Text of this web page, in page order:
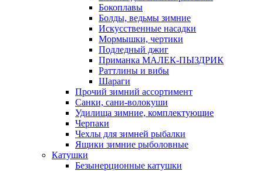
Бокоплавы
Болды, ведьмы зимние
Искусственные насадки
Мормышки, чертики
Подледный джиг
Приманка МАЛЕК-ПЫЗДРИК
Раттлины и вибы
Шараги
Прочий зимний ассортимент
Санки, сани-волокуши
Удилища зимние, комплектующие
Черпаки
Чехлы для зимней рыбалки
Ящики зимние рыболовные
Катушки
Безынерционные катушки